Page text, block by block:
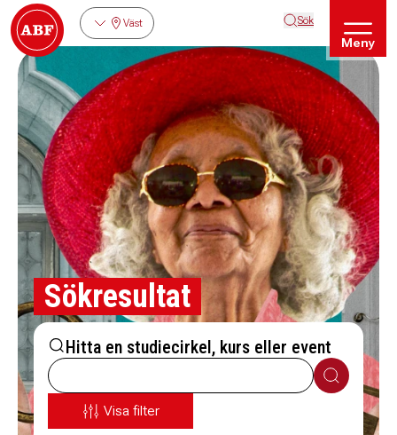
Väst Sök
Meny
Sökresultat
Hitta en studiecirkel, kurs eller event
Sök
Visa filter